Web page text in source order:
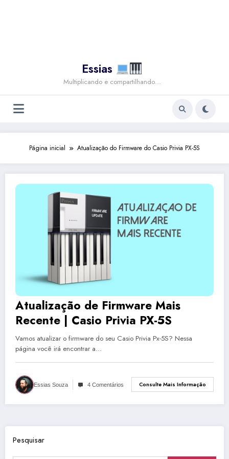
Essias
Multiplicando e compartilhando…
Página inicial Atualização do Firmware do Casio Privia PX-5S
Atualização de Firmware Mais
Recente | Casio Privia PX-5S
Vamos atualizar o firmware do seu Casio Privia Px-5S? Nessa
página você irá encontrar a…
Essias Souza 4 Comentários Consulte Mais Informação
Pesquisar